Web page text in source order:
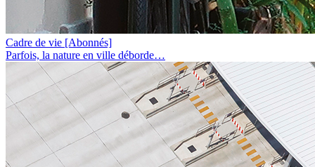
Cadre de vie [Abonnés]
Parfois, la nature en ville déborde…